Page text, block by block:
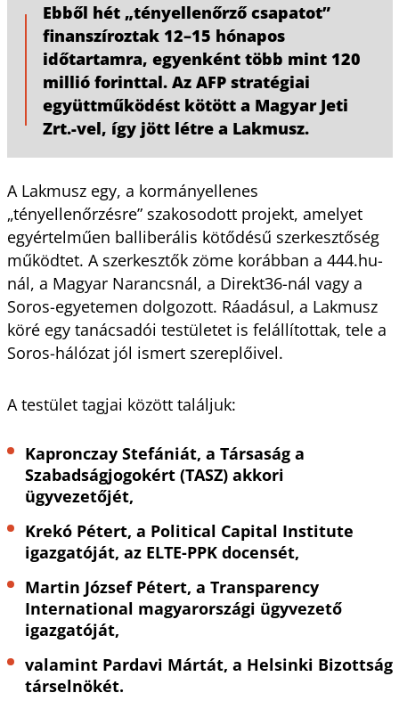
Ebből hét „tényellenőrző csapatot”
finanszíroztak 12–15 hónapos
időtartamra, egyenként több mint 120
millió forinttal. Az AFP stratégiai
együttműködést kötött a Magyar Jeti
Zrt.-vel, így jött létre a Lakmusz.
A Lakmusz egy, a kormányellenes
„tényellenőrzésre” szakosodott projekt, amelyet
egyértelműen balliberális kötődésű szerkesztőség
működtet. A szerkesztők zöme korábban a 444.hu-
nál, a Magyar Narancsnál, a Direkt36-nál vagy a
Soros-egyetemen dolgozott. Ráadásul, a Lakmusz
köré egy tanácsadói testületet is felállítottak, tele a
Soros-hálózat jól ismert szereplőivel.
A testület tagjai között találjuk:
Kapronczay Stefániát, a Társaság a
Szabadságjogokért (TASZ) akkori
ügyvezetőjét,
Krekó Pétert, a Political Capital Institute
igazgatóját, az ELTE-PPK docensét,
Martin József Pétert, a Transparency
International magyarországi ügyvezető
igazgatóját,
valamint Pardavi Mártát, a Helsinki Bizottság
társelnökét.